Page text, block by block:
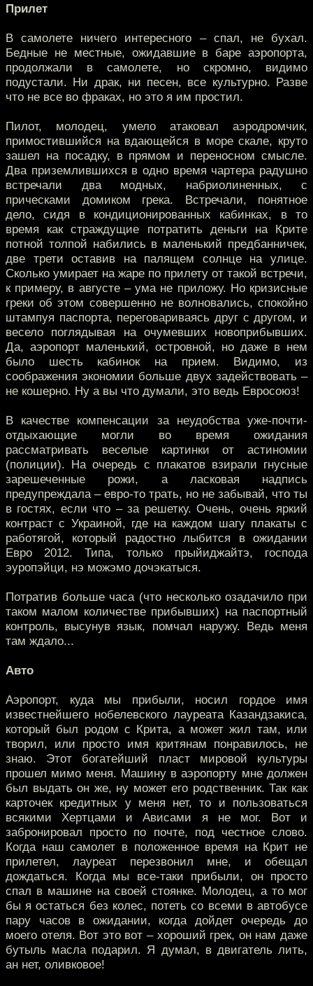
Прилет
В самолете ничего интересного – спал, не бухал.
Бедные не местные, ожидавшие в баре аэропорта,
продолжали в самолете, но скромно, видимо
подустали. Ни драк, ни песен, все культурно. Разве
что не все во фраках, но это я им простил.
Пилот, молодец, умело атаковал аэродромчик,
примостившийся на вдающейся в море скале, круто
зашел на посадку, в прямом и переносном смысле.
Два приземлившихся в одно время чартера радушно
встречали два модных, набриолиненных, с
прическами домиком грека. Встречали, понятное
дело, сидя в кондиционированных кабинках, в то
время как страждущие потратить деньги на Крите
потной толпой набились в маленький предбанничек,
две трети оставив на палящем солнце на улице.
Сколько умирает на жаре по прилету от такой встречи,
к примеру, в августе – ума не приложу. Но кризисные
греки об этом совершенно не волновались, спокойно
штампуя паспорта, переговариваясь друг с другом, и
весело поглядывая на очумевших новоприбывших.
Да, аэропорт маленький, островной, но даже в нем
было шесть кабинок на прием. Видимо, из
соображения экономии больше двух задействовать –
не кошерно. Ну а вы что думали, это ведь Евросоюз!
В качестве компенсации за неудобства уже-почти-
отдыхающие могли во время ожидания
рассматривать веселые картинки от астиномии
(полиции). На очередь с плакатов взирали гнусные
зарешеченные рожи, а ласковая надпись
предупреждала – евро-то трать, но не забывай, что ты
в гостях, если что – за решетку. Очень, очень яркий
контраст с Украиной, где на каждом шагу плакаты с
работягой, который радостно лыбится в ожидании
Евро 2012. Типа, только прыйиджайтэ, господа
эуропэйци, нэ можэмо дочэкатыся.
Потратив больше часа (что несколько озадачило при
таком малом количестве прибывших) на паспортный
контроль, высунув язык, помчал наружу. Ведь меня
там ждало...
Авто
Аэропорт, куда мы прибыли, носил гордое имя
известнейшего нобелевского лауреата Казандзакиса,
который был родом с Крита, а может жил там, или
творил, или просто имя критянам понравилось, не
знаю. Этот богатейший пласт мировой культуры
прошел мимо меня. Машину в аэропорту мне должен
был выдать он же, ну может его родственник. Так как
карточек кредитных у меня нет, то и пользоваться
всякими Хертцами и Ависами я не мог. Вот и
забронировал просто по почте, под честное слово.
Когда наш самолет в положенное время на Крит не
прилетел, лауреат перезвонил мне, и обещал
дождаться. Когда мы все-таки прибыли, он просто
спал в машине на своей стоянке. Молодец, а то мог
бы я остаться без колес, потеть со всеми в автобусе
пару часов в ожидании, когда дойдет очередь до
моего отеля. Вот это вот – хороший грек, он нам даже
бутыль масла подарил. Я думал, в двигатель лить,
ан нет, оливковое!